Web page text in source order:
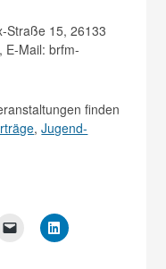
Straße 15, 26133
E-Mail: brfm-
finden
,Jugend-